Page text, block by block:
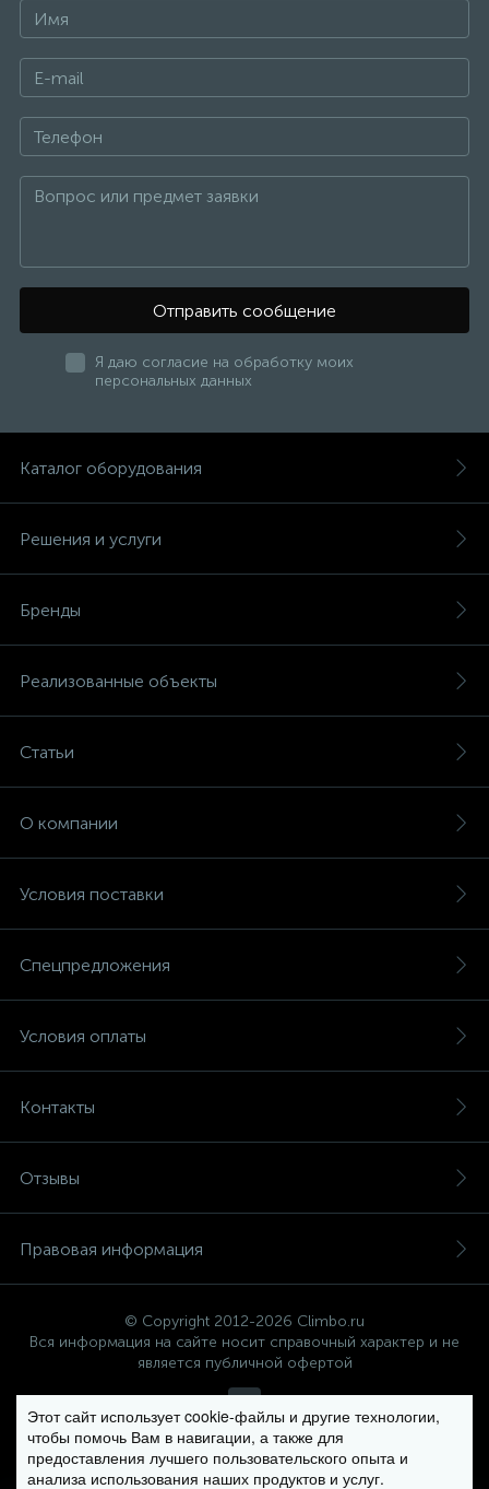
Отправить сообщение
Я даю согласие на обработку моих
персональных данных
Каталог оборудования
Решения и услуги
Бренды
Реализованные объекты
Статьи
О компании
Условия поставки
Спецпредложения
Условия оплаты
Контакты
Отзывы
Правовая информация
© Copyright 2012-2026 Climbo.ru
Вся информация на сайте носит справочный характер и не
является публичной офертой
Политика компании в отношении обработки персональных
данных
Этот сайт использует cookie-файлы и другие технологии,
чтобы помочь Вам в навигации, а также для
предоставления лучшего пользовательского опыта и
анализа использования наших продуктов и услуг.